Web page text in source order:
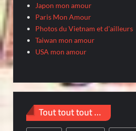
Japon mon amour
Paris Mon Amour
Photos du Vietnam et d'ailleurs
Taiwan mon amour
USA mon amour
Tout tout tout …